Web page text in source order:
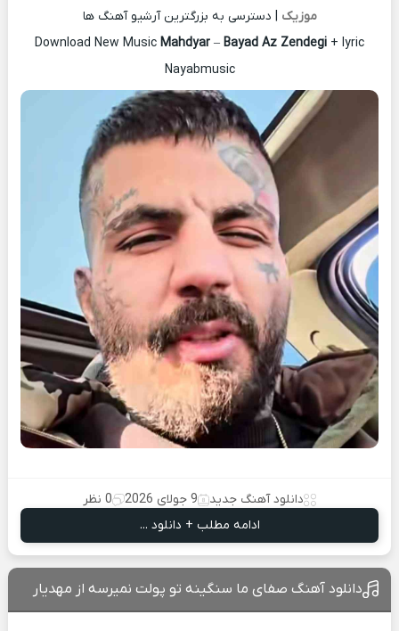
موزیک | دسترسی به بزرگترین آرشیو آهنگ ها
Download New Music Mahdyar – Bayad Az Zendegi + lyric
Nayabmusic
دانلود آهنگ جدید 9 جولای 2026
0 نظر
ادامه مطلب + دانلود ...
دانلود آهنگ صفای ما سنگینه تو پولت نمیرسه از مهدیار